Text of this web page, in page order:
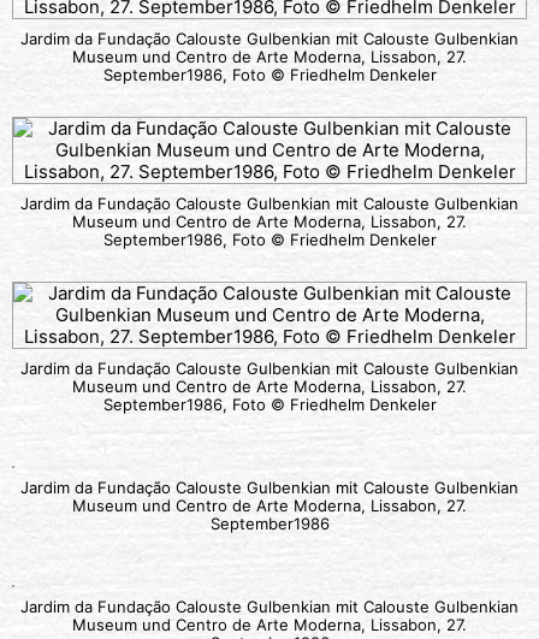
Jardim da Fundação Calouste Gulbenkian mit Calouste Gulbenkian
Museum und Centro de Arte Moderna, Lissabon, 27.
September1986, Foto © Friedhelm Denkeler
Jardim da Fundação Calouste Gulbenkian mit Calouste Gulbenkian
Museum und Centro de Arte Moderna, Lissabon, 27.
September1986, Foto © Friedhelm Denkeler
Jardim da Fundação Calouste Gulbenkian mit Calouste Gulbenkian
Museum und Centro de Arte Moderna, Lissabon, 27.
September1986, Foto © Friedhelm Denkeler
Jardim da Fundação Calouste Gulbenkian mit Calouste Gulbenkian
Museum und Centro de Arte Moderna, Lissabon, 27.
September1986
Jardim da Fundação Calouste Gulbenkian mit Calouste Gulbenkian
Museum und Centro de Arte Moderna, Lissabon, 27.